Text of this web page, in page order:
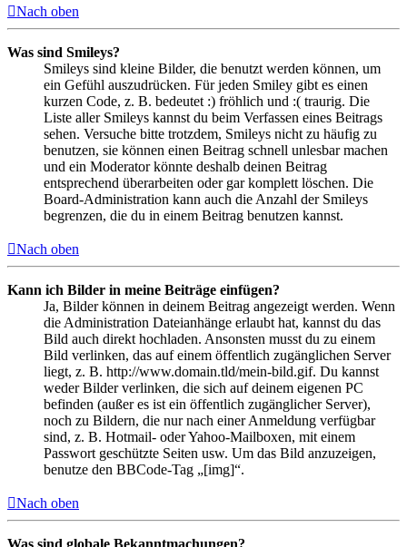
Nach oben
Was sind Smileys?
Smileys sind kleine Bilder, die benutzt werden können, um
ein Gefühl auszudrücken. Für jeden Smiley gibt es einen
kurzen Code, z. B. bedeutet :) fröhlich und :( traurig. Die
Liste aller Smileys kannst du beim Verfassen eines Beitrags
sehen. Versuche bitte trotzdem, Smileys nicht zu häufig zu
benutzen, sie können einen Beitrag schnell unlesbar machen
und ein Moderator könnte deshalb deinen Beitrag
entsprechend überarbeiten oder gar komplett löschen. Die
Board-Administration kann auch die Anzahl der Smileys
begrenzen, die du in einem Beitrag benutzen kannst.
Nach oben
Kann ich Bilder in meine Beiträge einfügen?
Ja, Bilder können in deinem Beitrag angezeigt werden. Wenn
die Administration Dateianhänge erlaubt hat, kannst du das
Bild auch direkt hochladen. Ansonsten musst du zu einem
Bild verlinken, das auf einem öffentlich zugänglichen Server
liegt, z. B. http://www.domain.tld/mein-bild.gif. Du kannst
weder Bilder verlinken, die sich auf deinem eigenen PC
befinden (außer es ist ein öffentlich zugänglicher Server),
noch zu Bildern, die nur nach einer Anmeldung verfügbar
sind, z. B. Hotmail- oder Yahoo-Mailboxen, mit einem
Passwort geschützte Seiten usw. Um das Bild anzuzeigen,
benutze den BBCode-Tag „[img]“.
Nach oben
Was sind globale Bekanntmachungen?